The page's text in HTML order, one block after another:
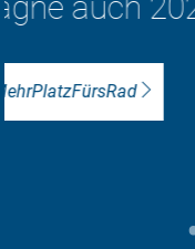
Zu den